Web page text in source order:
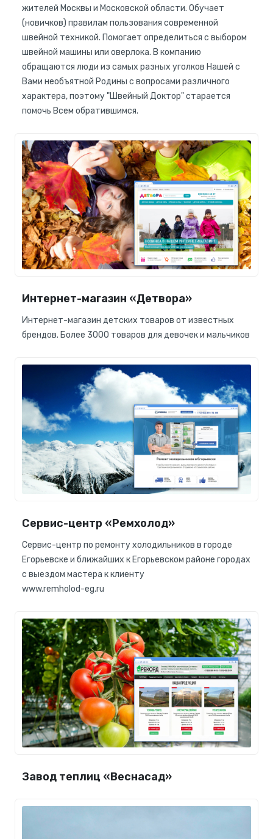
жителей Москвы и Московской области. Обучает
(новичков) правилам пользования современной
швейной техникой. Помогает определиться с выбором
швейной машины или оверлока. В компанию
обращаются люди из самых разных уголков Нашей с
Вами необъятной Родины с вопросами различного
характера, поэтому "Швейный Доктор" старается
помочь Всем обратившимся.
Интернет-магазин «Детвора»
Интернет-магазин детских товаров от известных
брендов. Более 3000 товаров для девочек и мальчиков
Сервис-центр «Ремхолод»
Сервис-центр по ремонту холодильников в городе
Егорьевске и ближайших к Егорьевском районе городах
с выездом мастера к клиенту
www.remholod-eg.ru
Завод теплиц «Веснасад»